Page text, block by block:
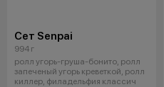
Сет Senpai
994 г
ролл угорь-груша-бонито, ролл
запеченый угорь креветкой, ролл
киллер, филадельфия классич